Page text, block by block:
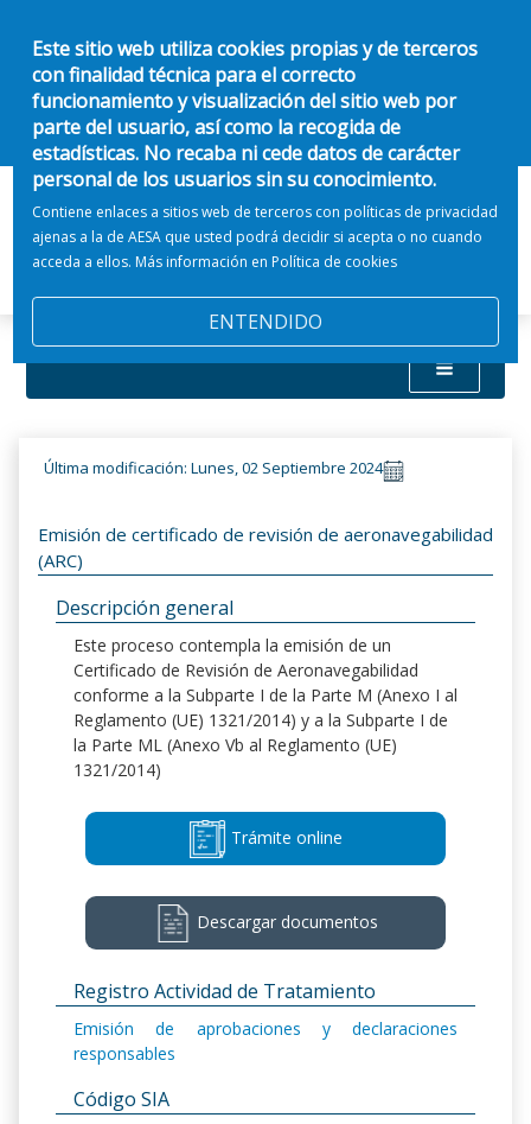
Este sitio web utiliza cookies propias y de terceros
con finalidad técnica para el correcto
funcionamiento y visualización del sitio web por
parte del usuario, así como la recogida de
estadísticas. No recaba ni cede datos de carácter
personal de los usuarios sin su conocimiento.
Contiene enlaces a sitios web de terceros con políticas de privacidad
ajenas a la de AESA que usted podrá decidir si acepta o no cuando
acceda a ellos. Más información en Política de cookies
ENTENDIDO
Última modificación: Lunes, 02 Septiembre 2024
Emisión de certificado de revisión de aeronavegabilidad
(ARC)
Descripción general
Este proceso contempla la emisión de un
Certificado de Revisión de Aeronavegabilidad
conforme a la Subparte I de la Parte M (Anexo I al
Reglamento (UE) 1321/2014) y a la Subparte I de
la Parte ML (Anexo Vb al Reglamento (UE)
1321/2014)
Trámite online
Descargar documentos
Registro Actividad de Tratamiento
Emisión de aprobaciones y declaraciones
responsables
Código SIA